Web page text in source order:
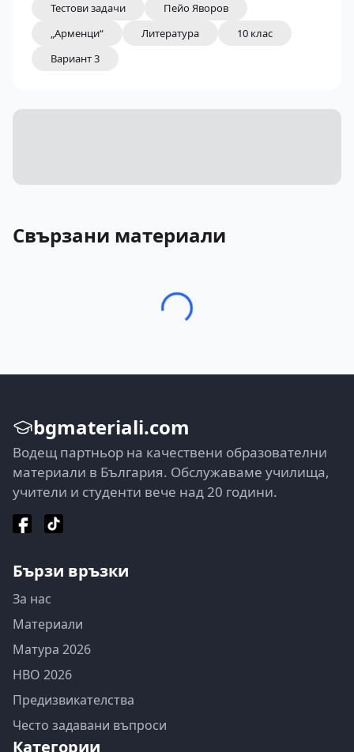
Тестови задачи
Пейо Яворов
„Арменци“
Литература
10 клас
Вариант 3
Свързани материали
bgmateriali.com
Водещ партньор на качествени образователни
материали в България. Обслужаваме училища,
учители и студенти вече над 20 години.
Бързи връзки
За нас
Материали
Матура 2026
НВО 2026
Предизвикателства
Често задавани въпроси
Категории